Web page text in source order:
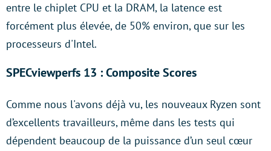
entre le chiplet CPU et la DRAM, la latence est
forcément plus élevée, de 50% environ, que sur les
processeurs d'Intel.
SPECviewperfs 13 : Composite Scores
Comme nous l'avons déjà vu, les nouveaux Ryzen sont
d’excellents travailleurs, même dans les tests qui
dépendent beaucoup de la puissance d’un seul cœur